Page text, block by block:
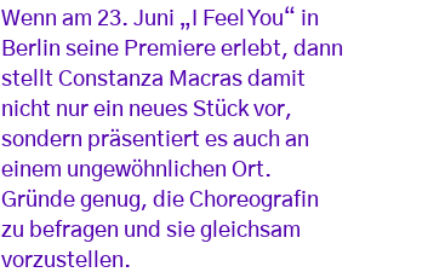
Wenn am 23. Juni „I Feel You“ in
Berlin seine Premiere erlebt, dann
stellt Constanza Macras damit
nicht nur ein neues Stück vor,
sondern präsentiert es auch an
einem ungewöhnlichen Ort.
Gründe genug, die Choreografin
zu befragen und sie gleichsam
vorzustellen.